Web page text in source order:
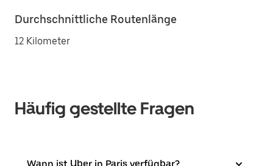
Durchschnittliche Routenlänge
12 Kilometer
Häufig gestellte Fragen